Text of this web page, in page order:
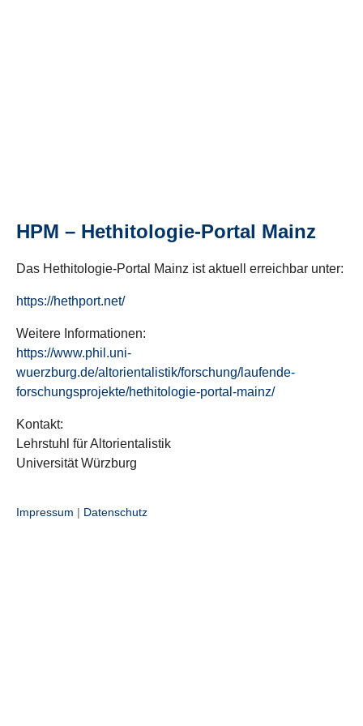
HPM – Hethitologie-Portal Mainz
Das Hethitologie-Portal Mainz ist aktuell erreichbar unter:
https://hethport.net/
Weitere Informationen:
https://www.phil.uni-
wuerzburg.de/altorientalistik/forschung/laufende-
forschungsprojekte/hethitologie-portal-mainz/
Kontakt:
Lehrstuhl für Altorientalistik
Universität Würzburg
Impressum | Datenschutz